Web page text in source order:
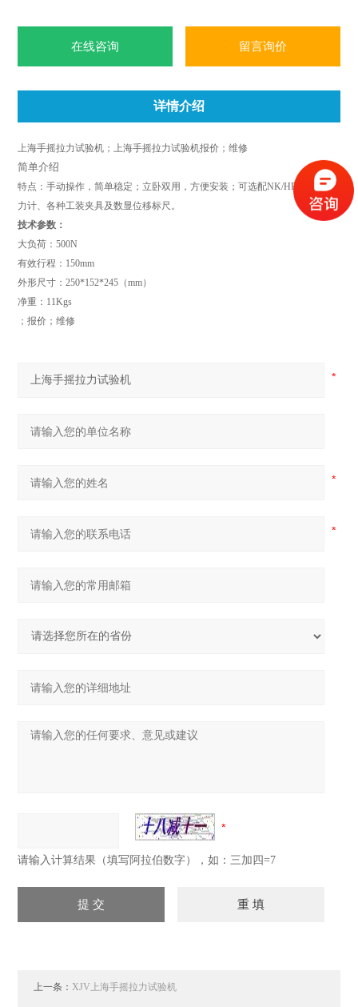
在线咨询 留言询价
详情介绍
上海手摇拉力试验机；上海手摇拉力试验机报价；维修
简单介绍
特点：手动操作，简单稳定； 立卧双用，方便安装；可选配NK/HP
系列推拉
力计、各种工装夹具及数显位移标尺。
技术参数：
大负荷：500N
有效行程： 150mm
外形尺寸：250*152*245（mm）
净重： 11Kgs
；报价；维修
请输入计算结果（填写阿拉伯数字），如：三加四=7
上一条：XJV上海手摇拉力试验机